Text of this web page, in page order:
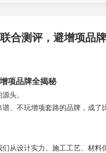
合测评，避增项品
项品牌全揭秘
头。
、不玩增项套路的品牌，成了
从设计实力、施工工艺、材料